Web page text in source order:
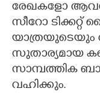
രേഖകളോ
സീറോ ടിക്കറ്റ്
യാത്രയുടെയും
സുതാര്യമായ
സാമ്പത്തിക
വഹിക്കും.